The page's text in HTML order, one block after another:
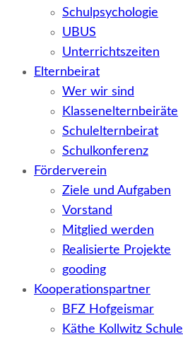
Schulpsychologie
UBUS
Unterrichtszeiten
Elternbeirat
Wer wir sind
Klassenelternbeiräte
Schulelternbeirat
Schulkonferenz
Förderverein
Ziele und Aufgaben
Vorstand
Mitglied werden
Realisierte Projekte
gooding
Kooperationspartner
BFZ Hofgeismar
Käthe Kollwitz Schule